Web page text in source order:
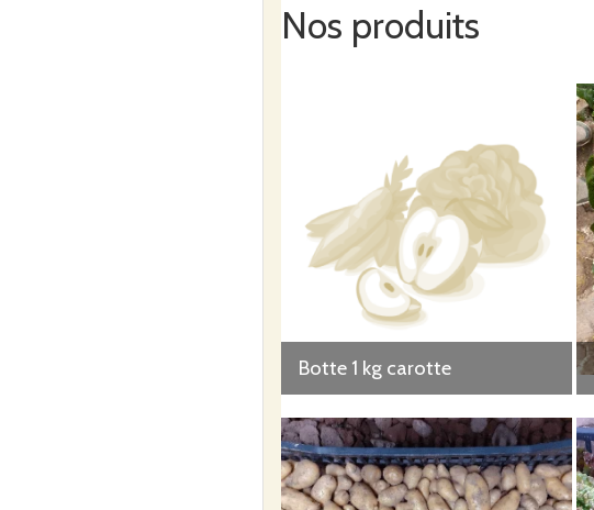
Nos produits
Botte 1 kg carotte